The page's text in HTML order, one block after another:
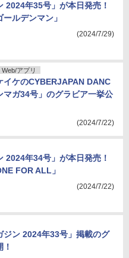
2024年35号」が本日発売！
ルデンマン」
(2024/7/29)
Web/アプリ
イケのCYBERJAPAN DANC
マガ34号」のグラビア一挙公
(2024/7/22)
2024年34号」が本日発売！
FOR ALL」
(2024/7/22)
ジン 2024年33号」掲載のグ